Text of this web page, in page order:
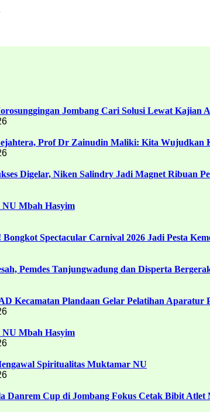
Jombang Cari Solusi Lewat Kajian
Prof Dr Zainudin Maliki: Kita Wujudkan
Digelar, Niken Salindry Jadi Magnet Ribuan
Mbah Hasyim
Spectacular Carnival 2026 Jadi Pesta
Pemdes Tanjungwadung dan Disperta
Kecamatan Plandaan Gelar Pelatihan Aparatur
Mbah Hasyim
Spiritualitas Muktamar NU
Danrem Cup di Jombang Fokus Cetak Bibit Atlet